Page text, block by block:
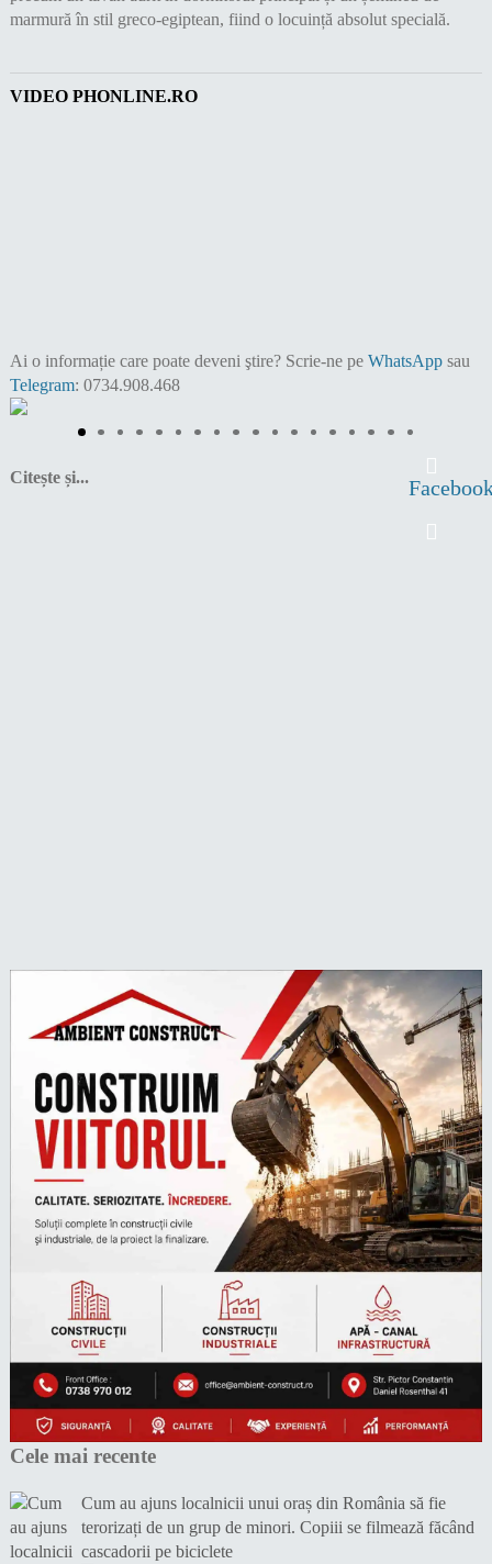
marmură în stil greco-egiptean, fiind o locuință absolut specială.
VIDEO PHONLINE.RO
Ai o informație care poate deveni ştire? Scrie-ne pe WhatsAppsau
Telegram: 0734.908.468
Citește și...
Cele mai recente
Cum au ajuns localnicii unui oraș din România să fie
terorizați de un grup de minori. Copiii se filmează făcând
cascadorii pe biciclete